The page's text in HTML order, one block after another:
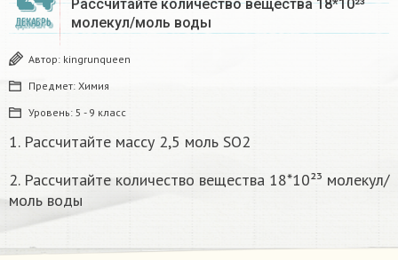
ДЕКАБРЬ
Рассчитайте количество вещества 18*10²³
молекул/моль воды
Автор: kingrunqueen
Предмет: Химия
Уровень: 5 - 9 класс
1. Рассчитайте массу 2,5 моль SO2
2. Рассчитайте количество вещества 18*10²³ молекул/
моль воды